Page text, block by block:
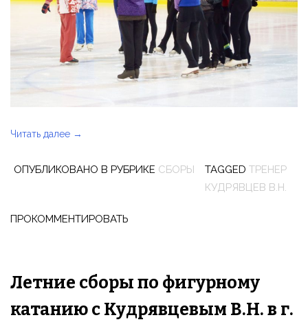
Читать далее «Завершились
сборы
катанию
Йошкар-
→
ОПУБЛИКОВАНО В РУБРИКЕ СБОРЫ TAGGED ТРЕНЕР
КУДРЯВЦЕВ В.Н.
ПРОКОММЕНТИРОВАТЬ
Летние сборы по фигурному
катанию с Кудрявцевым В.Н. в г.